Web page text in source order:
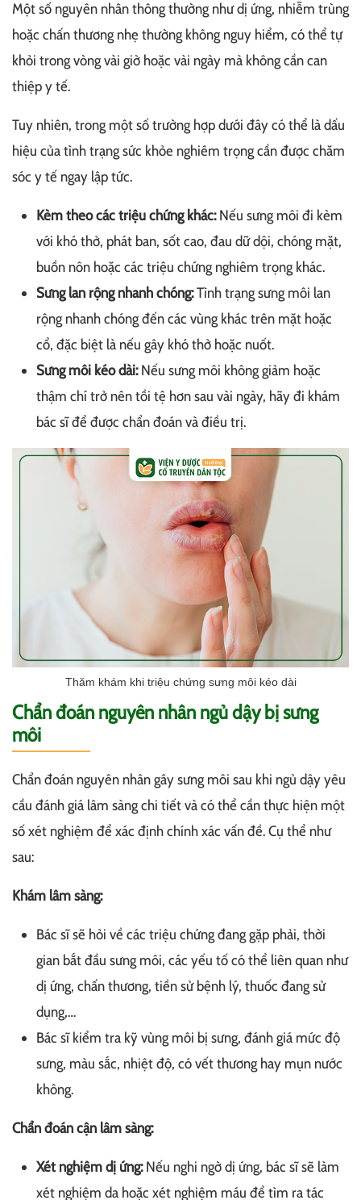
Một số nguyên nhân thông thường như dị ứng, nhiễm trùng
hoặc chấn thương nhẹ thường không nguy hiểm, có thể tự
khỏi trong vòng vài giờ hoặc vài ngày mà không cần can
thiệp y tế.
Tuy nhiên, trong một số trường hợp dưới đây có thể là dấu
hiệu của tình trạng sức khỏe nghiêm trọng cần được chăm
sóc y tế ngay lập tức.
Kèm theo các triệu chứng khác:Nếu sưng môi đi kèm
với khó thở, phát ban, sốt cao, đau dữ dội, chóng mặt,
buồn nôn hoặc các triệu chứng nghiêm trọng khác.
Sưng lan rộng nhanh chóng:Tình trạng sưng môi lan
rộng nhanh chóng đến các vùng khác trên mặt hoặc
cổ, đặc biệt là nếu gây khó thở hoặc nuốt.
Sưng môi kéo dài:Nếu sưng môi không giảm hoặc
thậm chí trở nên tồi tệ hơn sau vài ngày, hãy đi khám
bác sĩ để được chẩn đoán và điều trị.
Thăm khám khi triệu chứng sưng môi kéo dài
Chẩn đoán nguyên nhân ngủ dậy bị sưng
môi
Chẩn đoán nguyên nhân gây sưng môi sau khi ngủ dậy yêu
cầu đánh giá lâm sàng chi tiết và có thể cần thực hiện một
số xét nghiệm để xác định chính xác vấn đề. Cụ thể như
sau:
Khám lâm sàng:
Bác sĩ sẽ hỏi về các triệu chứng đang gặp phải, thời
gian bắt đầu sưng môi, các yếu tố có thể liên quan như
dị ứng, chấn thương, tiền sử bệnh lý, thuốc đang sử
dụng,…
Bác sĩ kiểm tra kỹ vùng môi bị sưng, đánh giá mức độ
sưng, màu sắc, nhiệt độ, có vết thương hay mụn nước
không.
Chẩn đoán cận lâm sàng:
Xét nghiệm dị ứng:Nếu nghi ngờ dị ứng, bác sĩ sẽ làm
xét nghiệm da hoặc xét nghiệm máu để tìm ra tác